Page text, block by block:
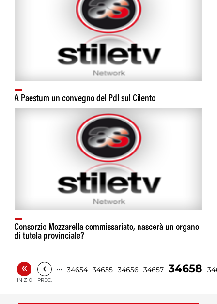
A Paestum un convegno del Pdl sul Cilento
Consorzio Mozzarella commissariato, nascerà un organo
di tutela provinciale?
«
INIZIO
‹
PREC.
… 34654 34655 34656 34657 34658